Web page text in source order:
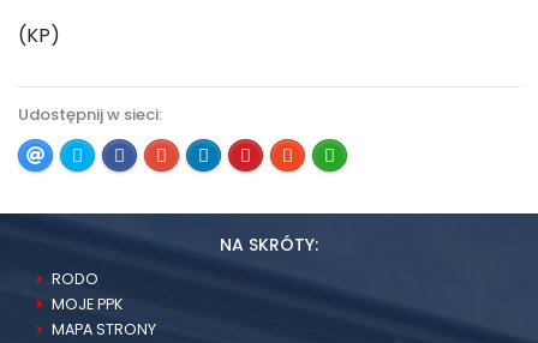
(KP)
Udostępnij w sieci:
NA SKRÓTY:
RODO
MOJE PPK
MAPA STRONY